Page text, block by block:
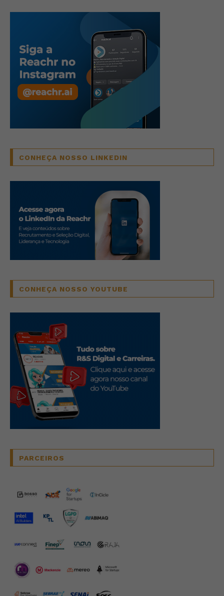
CONHEÇA NOSSO LINKEDIN
CONHEÇA NOSSO YOUTUBE
PARCEIROS